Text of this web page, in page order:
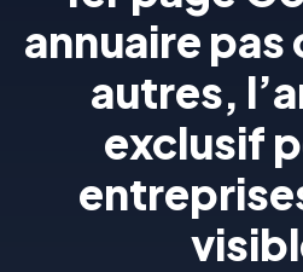
annuaire pas
autres,
exclusif